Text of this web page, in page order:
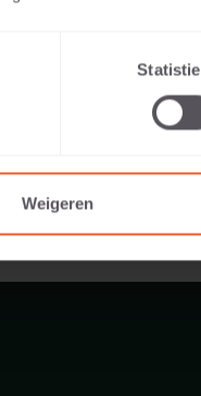
Weigeren